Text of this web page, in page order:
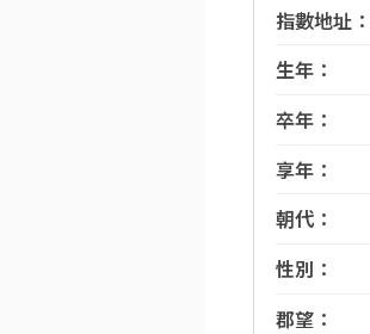
指數地址：
生年：
卒年：
享年：
朝代：
性別：
郡望：